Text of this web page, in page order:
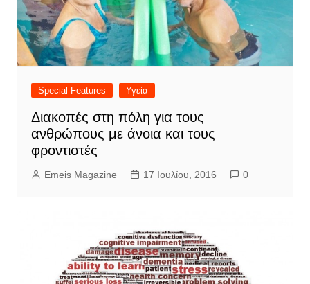
Special Features Υγεία
Διακοπές στη πόλη για τους
ανθρώπους με άνοια και τους
φροντιστές
Emeis Magazine 17 Ιουλίου, 2016 0